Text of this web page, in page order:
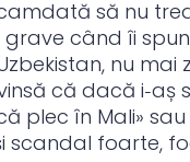
să nu
când îi
nu mai
că dacă i‑aș
plec în Mali»
scandal foarte,